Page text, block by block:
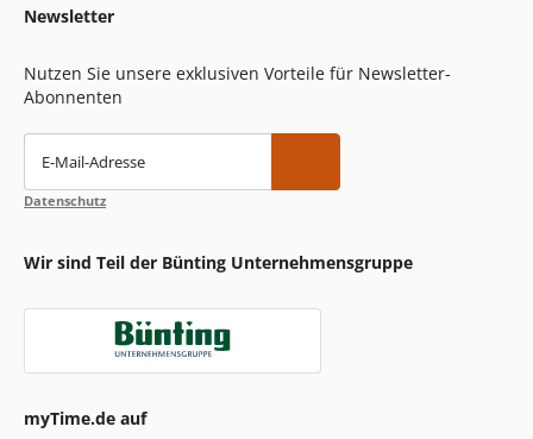
Newsletter
Nutzen Sie unsere exklusiven Vorteile für Newsletter-
Abonnenten
E-Mail-Adresse
Datenschutz
Wir sind Teil der Bünting Unternehmensgruppe
myTime.de auf